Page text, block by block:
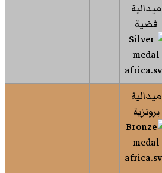
ميدالية
فضية
ميدالية
برونزية